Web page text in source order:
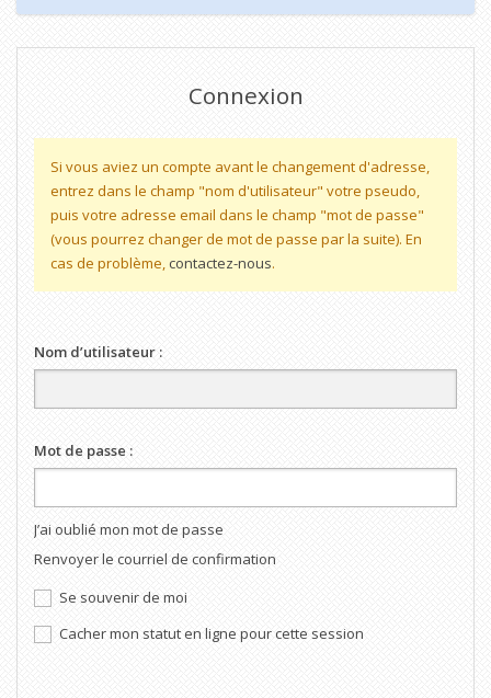
Connexion
Si vous aviez un compte avant le changement d'adresse,
entrez dans le champ "nom d'utilisateur" votre pseudo,
puis votre adresse email dans le champ "mot de passe"
(vous pourrez changer de mot de passe par la suite). En
cas de problème, contactez-nous.
Nom d’utilisateur :
Mot de passe :
J’ai oublié mon mot de passe
Renvoyer le courriel de confirmation
Se souvenir de moi
Cacher mon statut en ligne pour cette session